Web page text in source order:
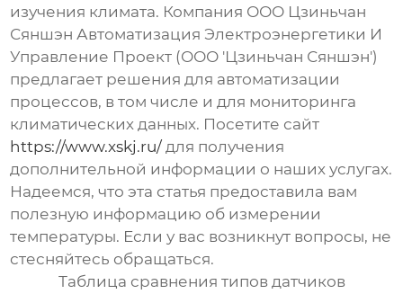
изучения климата. Компания ООО Цзиньчан
Сяншэн Автоматизация Электроэнергетики И
Управление Проект (ООО 'Цзиньчан Сяншэн')
предлагает решения для автоматизации
процессов, в том числе и для мониторинга
климатических данных. Посетите сайт
https://www.xskj.ru/ для получения
дополнительной информации о наших услугах.
Надеемся, что эта статья предоставила вам
полезную информацию об измерении
температуры. Если у вас возникнут вопросы, не
стесняйтесь обращаться.
Таблица сравнения типов датчиков